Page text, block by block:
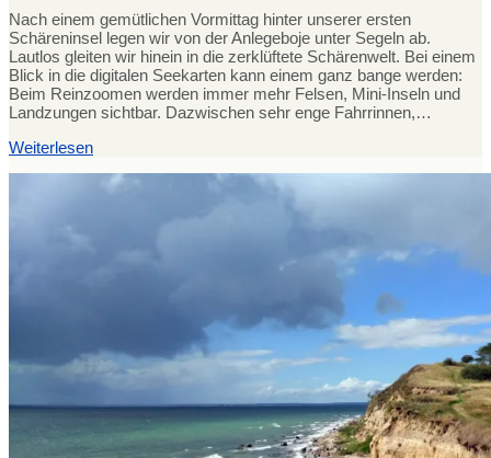
Nach einem gemütlichen Vormittag hinter unserer ersten
Schäreninsel legen wir von der Anlegeboje unter Segeln ab.
Lautlos gleiten wir hinein in die zerklüftete Schärenwelt. Bei einem
Blick in die digitalen Seekarten kann einem ganz bange werden:
Beim Reinzoomen werden immer mehr Felsen, Mini-Inseln und
Landzungen sichtbar. Dazwischen sehr enge Fahrrinnen,…
Weiterlesen